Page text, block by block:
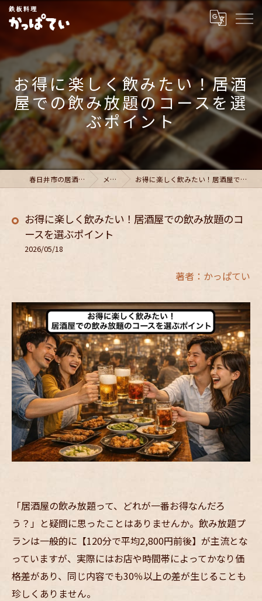
お得に楽しく飲みたい！居酒
屋での飲み放題のコースを選
ぶポイント
春日井市の居酒屋ならかっぱてい メディア お得に楽しく飲みたい！居酒屋での飲み放題のコースを選ぶポイント
お得に楽しく飲みたい！居酒屋での飲み放題のコ
ースを選ぶポイント
2026/05/18
著者：かっぱてい
「居酒屋の飲み放題って、どれが一番お得なんだろ
う？」と疑問に思ったことはありませんか。飲み放題プ
ランは一般的に【120分で平均2,800円前後】が主流とな
っていますが、実際にはお店や時間帯によってかなり価
格差があり、同じ内容でも30％以上の差が生じることも
珍しくありません。